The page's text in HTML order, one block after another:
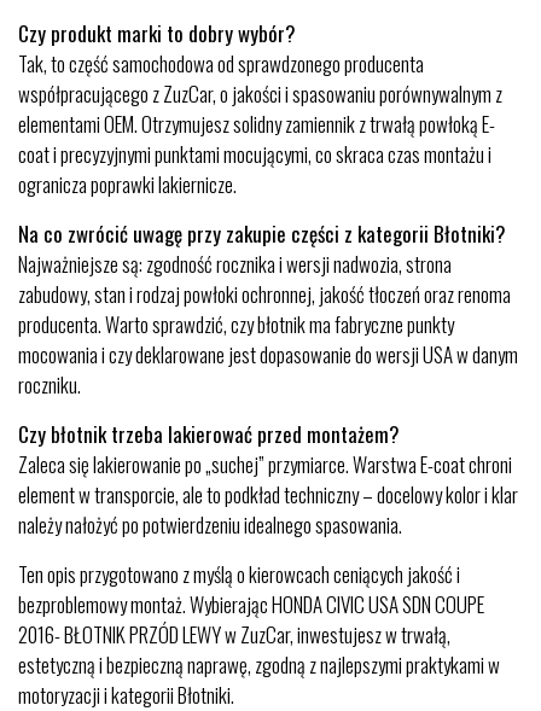
Czy produkt marki to dobry wybór?
Tak, to część samochodowa od sprawdzonego producenta
współpracującego z ZuzCar, o jakości i spasowaniu porównywalnym z
elementami OEM. Otrzymujesz solidny zamiennik z trwałą powłoką E-
coat i precyzyjnymi punktami mocującymi, co skraca czas montażu i
ogranicza poprawki lakiernicze.
Na co zwrócić uwagę przy zakupie części z kategorii Błotniki?
Najważniejsze są: zgodność rocznika i wersji nadwozia, strona
zabudowy, stan i rodzaj powłoki ochronnej, jakość tłoczeń oraz renoma
producenta. Warto sprawdzić, czy błotnik ma fabryczne punkty
mocowania i czy deklarowane jest dopasowanie do wersji USA w danym
roczniku.
Czy błotnik trzeba lakierować przed montażem?
Zaleca się lakierowanie po „suchej” przymiarce. Warstwa E-coat chroni
element w transporcie, ale to podkład techniczny – docelowy kolor i klar
należy nałożyć po potwierdzeniu idealnego spasowania.
Ten opis przygotowano z myślą o kierowcach ceniących jakość i
bezproblemowy montaż. Wybierając HONDA CIVIC USA SDN COUPE
2016- BŁOTNIK PRZÓD LEWY w ZuzCar, inwestujesz w trwałą,
estetyczną i bezpieczną naprawę, zgodną z najlepszymi praktykami w
motoryzacji i kategorii Błotniki.